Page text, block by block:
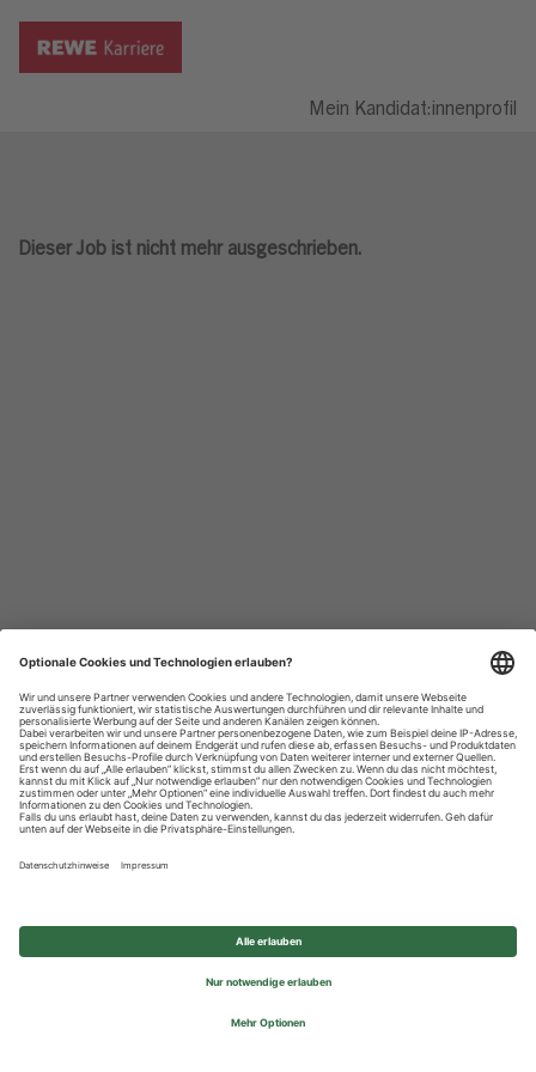
Mein Kandidat:innenprofil
Dieser Job ist nicht mehr ausgeschrieben.
Datenschutzhinweise
Impressum
Privatsphäre-Einstellungen
© 2026 REWE Group - All rights reserved